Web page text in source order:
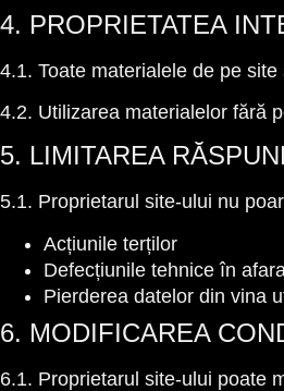
4. PROPRIETATEA
4.1. Toate materialele de pe
4.2. Utilizarea materialelor fără
5. LIMITAREA
5.1. Proprietarul site-ului nu
Acțiunile terților
Defecțiunile tehnice în
Pierderea datelor din vina
6. MODIFICAREA
6.1. Proprietarul site-ului poate